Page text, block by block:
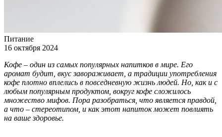
Питание
16 октября 2024
Кофе – один из самых популярных напитков в мире. Его
аромат будит, вкус завораживает, а традиции употребления
кофе плотно вплелись в повседневную жизнь людей. Но, как и с
любым популярным продуктом, вокруг кофе сложилось
множество мифов. Пора разобраться, что является правдой,
а что – стереотипом, и как этот напиток может повлиять
на ваше здоровье.